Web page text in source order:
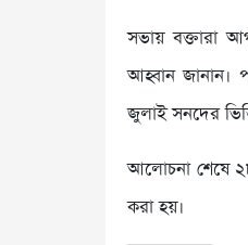
সভায় বক্তারা
আহ্বান জানান।
জুলাই সনদের
আলোচনা শেষে
করা হয়।